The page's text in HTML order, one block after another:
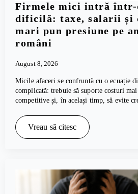
Firmele mici intră într-
dificilă: taxe, salarii și
mari pun presiune pe
români
August 8, 2026
Micile afaceri se confruntă cu o ecuație
complicată: trebuie să suporte costuri
competitive și, în același timp, să evite
Vreau să citesc